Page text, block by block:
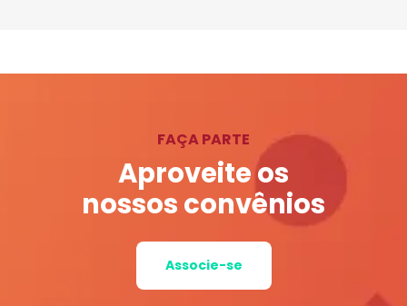
FAÇA PARTE
Aproveite os
nossos convênios
Associe-se